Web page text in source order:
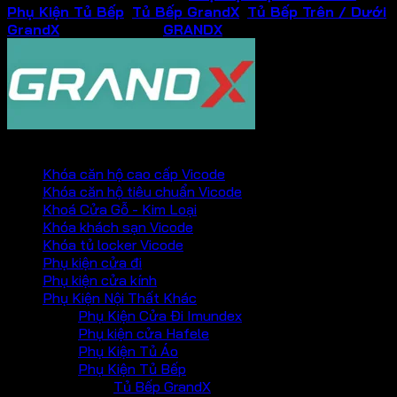
Phụ Kiện Tủ Bếp Tủ Bếp GrandX Tủ Bếp Trên / Dưới
GrandX
GRANDX
Khóa căn hộ cao cấp Vicode
Khóa căn hộ tiêu chuẩn Vicode
Khoá Cửa Gỗ - Kim Loại
Khóa khách sạn Vicode
Khóa tủ locker Vicode
Phụ kiện cửa đi
Phụ kiện cửa kính
Phụ Kiện Nội Thất Khác
Phụ Kiện Cửa Đi Imundex
Phụ kiện cửa Hafele
Phụ Kiện Tủ Áo
Phụ Kiện Tủ Bếp
Tủ Bếp GrandX